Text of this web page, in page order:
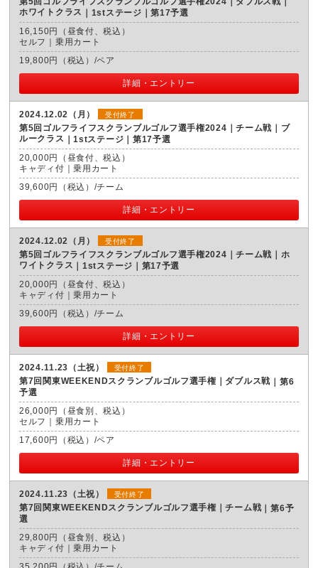
ホワイトクラス
1stステージ｜第17予選
16,150円（昼食付、税込）
セルフ｜乗用カート
19,800円（税込）/ペア
詳細・エントリー
2024.12.02（月） 受付終了
第5回ゴルフライフスクランブルゴルフ選手権2024｜チーム戦｜ブ
ルークラス
1stステージ｜第17予選
20,000円（昼食付、税込）
キャディ付｜乗用カート
39,600円（税込）/チーム
詳細・エントリー
2024.12.02（月） 受付終了
第5回ゴルフライフスクランブルゴルフ選手権2024｜チーム戦｜ホ
ワイトクラス
1stステージ｜第17予選
20,000円（昼食付、税込）
キャディ付｜乗用カート
39,600円（税込）/チーム
詳細・エントリー
2024.11.23（土祝） 受付終了
第7回関東WEEKENDスクランブルゴルフ選手権｜ダブルス戦
第6
予選
26,000円（昼食別、税込）
セルフ｜乗用カート
17,600円（税込）/ペア
詳細・エントリー
2024.11.23（土祝） 受付終了
第7回関東WEEKENDスクランブルゴルフ選手権｜チーム戦
第6予
選
29,800円（昼食別、税込）
キャディ付｜乗用カート